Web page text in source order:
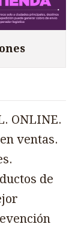
ONLINE.
ventas.
de